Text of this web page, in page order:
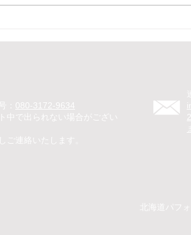
園イベントで
ント マジ
： 080-3172-9634
中で出られない場合がござい
ご連絡いたします。
北海道パフ